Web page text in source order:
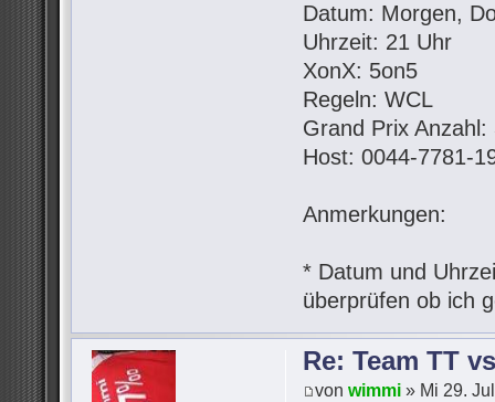
Datum: Morgen,
Uhrzeit: 21 Uhr
XonX: 5on5
Regeln: WCL
Grand Prix Anzahl:
Host: 0044-7781-
Anmerkungen:
* Datum und
überprüfen ob ich
Re: Team TT
vonwimmi » Mi 29.